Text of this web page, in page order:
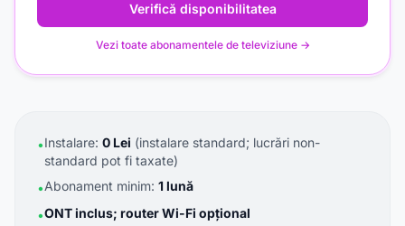
Verifică disponibilitatea
Vezi toate abonamentele de televiziune →
•Instalare: 0 Lei (instalare standard; lucrări non-
standard pot fi taxate)
•Abonament minim: 1 lună
•ONT inclus; router Wi-Fi opțional